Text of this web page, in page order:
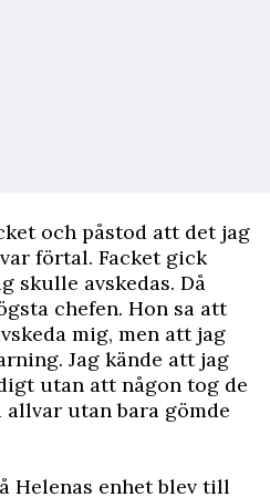
och påstod att det jag
förtal. Facket gick
skulle avskedas. Då
chefen. Hon sa att
mig, men att jag
Jag kände att jag
utan att någon tog de
utan bara gömde
Helenas enhet blev till